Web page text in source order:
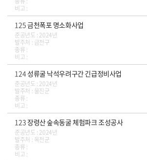
비고 :
125금천폭포 명소화사업
준공년도 : 2024년
발주처 : 금천구
종류 :
비고 :
124성류굴 낙석우려구간 긴급정비사업
준공년도 : 2024년
발주처 : 울진군
종류 :
비고 :
123장령산 숲속동굴 체험파크 조성공사
준공년도 : 2024년
발주처 : 옥천군
종류 :
비고 :